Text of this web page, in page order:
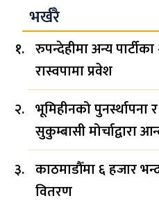
भर्खरै
रुपन्देहीमा अन्य
रास्वपामा प्रवेश
भूमिहीनको पुनर्स्थापना
सुकुम्बासी मोर्चाद्वारा
काठमाडौँमा ६ हजार
वितरण